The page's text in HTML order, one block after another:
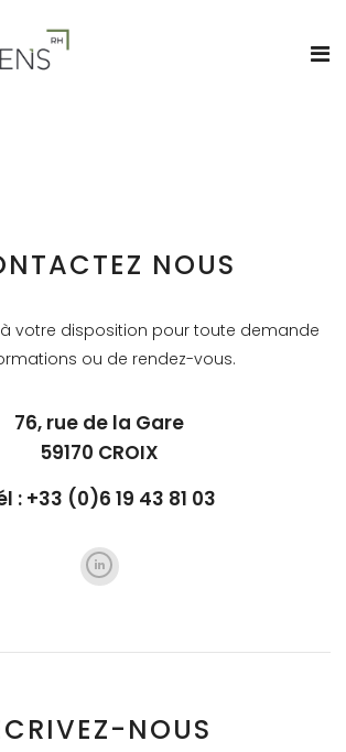
NOUS
votre disposition pour toute demande
ou de rendez-vous.
76, rue de la Gare
59170 CROIX
: +33 (0)6 19 43 81 03
NOUS